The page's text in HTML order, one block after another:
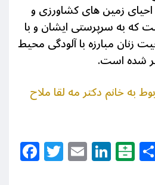
احیای زمین های کشاورزی و
است که به سرپرستی ایشان و با
مبارزه با آلودگی محیط
شده است.
به خانم دکتر مه لقا ملاح
Facebook
Twitter
Email